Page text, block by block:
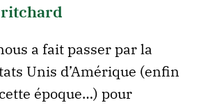
a fait passer par la
Unis d’Amérique (enfin
époque…) pour